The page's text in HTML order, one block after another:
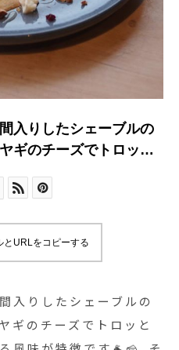
入りしたシェーブルの
ギのチーズでトロッと
にナッツやドライフル
見がアクセントになっ
クレ
ェ
とURLをコピーする
入りしたシェーブルの
ギのチーズでトロッと